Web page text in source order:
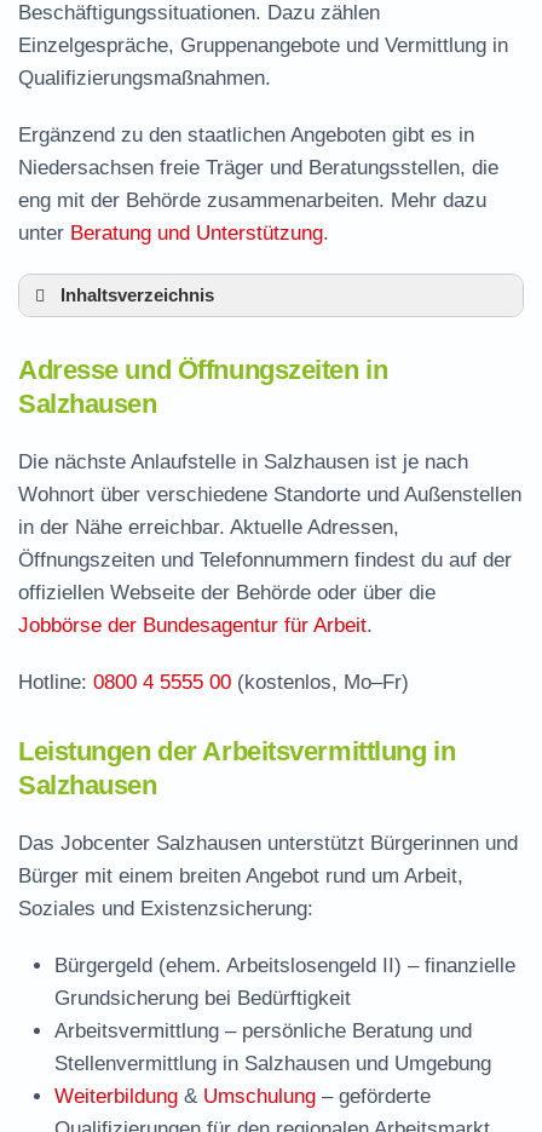
Beschäftigungssituationen. Dazu zählen
Einzelgespräche, Gruppenangebote und Vermittlung in
Qualifizierungsmaßnahmen.
Ergänzend zu den staatlichen Angeboten gibt es in
Niedersachsen freie Träger und Beratungsstellen, die
eng mit der Behörde zusammenarbeiten. Mehr dazu
unter Beratung und Unterstützung.
Inhaltsverzeichnis
Leistungen der Arbeitsvermittlung in
Salzhausen
Termin vereinbaren und Bürgergeld beantragen
Jobcenter Harburg – zuständige Stelle
Häufige Fragen rund ums Jobcenter
Adresse und Öffnungszeiten in
Salzhausen
Die nächste Anlaufstelle in Salzhausen ist je nach
Wohnort über verschiedene Standorte und Außenstellen
in der Nähe erreichbar. Aktuelle Adressen,
Öffnungszeiten und Telefonnummern findest du auf der
offiziellen Webseite der Behörde oder über die
Jobbörse der Bundesagentur für Arbeit.
Hotline: 0800 4 5555 00 (kostenlos, Mo–Fr)
Leistungen der Arbeitsvermittlung in
Salzhausen
Das Jobcenter Salzhausen unterstützt Bürgerinnen und
Bürger mit einem breiten Angebot rund um Arbeit,
Soziales und Existenzsicherung:
Bürgergeld (ehem. Arbeitslosengeld II) – finanzielle
Grundsicherung bei Bedürftigkeit
Arbeitsvermittlung – persönliche Beratung und
Stellenvermittlung in Salzhausen und Umgebung
Weiterbildung & Umschulung – geförderte